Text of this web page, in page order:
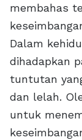
membahas
Dalam
dihadapkan
tuntutan
dan lelah.
untuk